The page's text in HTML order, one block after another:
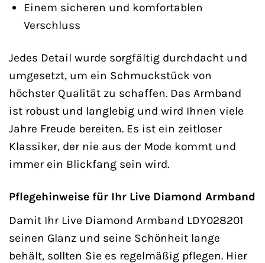
Einem sicheren und komfortablen
Verschluss
Jedes Detail wurde sorgfältig durchdacht und
umgesetzt, um ein Schmuckstück von
höchster Qualität zu schaffen. Das Armband
ist robust und langlebig und wird Ihnen viele
Jahre Freude bereiten. Es ist ein zeitloser
Klassiker, der nie aus der Mode kommt und
immer ein Blickfang sein wird.
Pflegehinweise für Ihr Live Diamond Armband
Damit Ihr Live Diamond Armband LDY028201
seinen Glanz und seine Schönheit lange
behält, sollten Sie es regelmäßig pflegen. Hier